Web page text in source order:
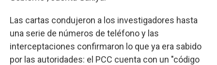
Las cartas condujeron a los investigadores hasta
una serie de números de teléfono y las
interceptaciones confirmaron lo que ya era sabido
por las autoridades: el PCC cuenta con un "código